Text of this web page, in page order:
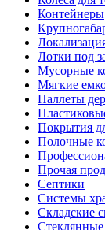
Контейнеры
Лотки под
Мусорные
Мягкие
Паллеты
Покрытия
Полочные
Прочая
Септики
Системы
Складские